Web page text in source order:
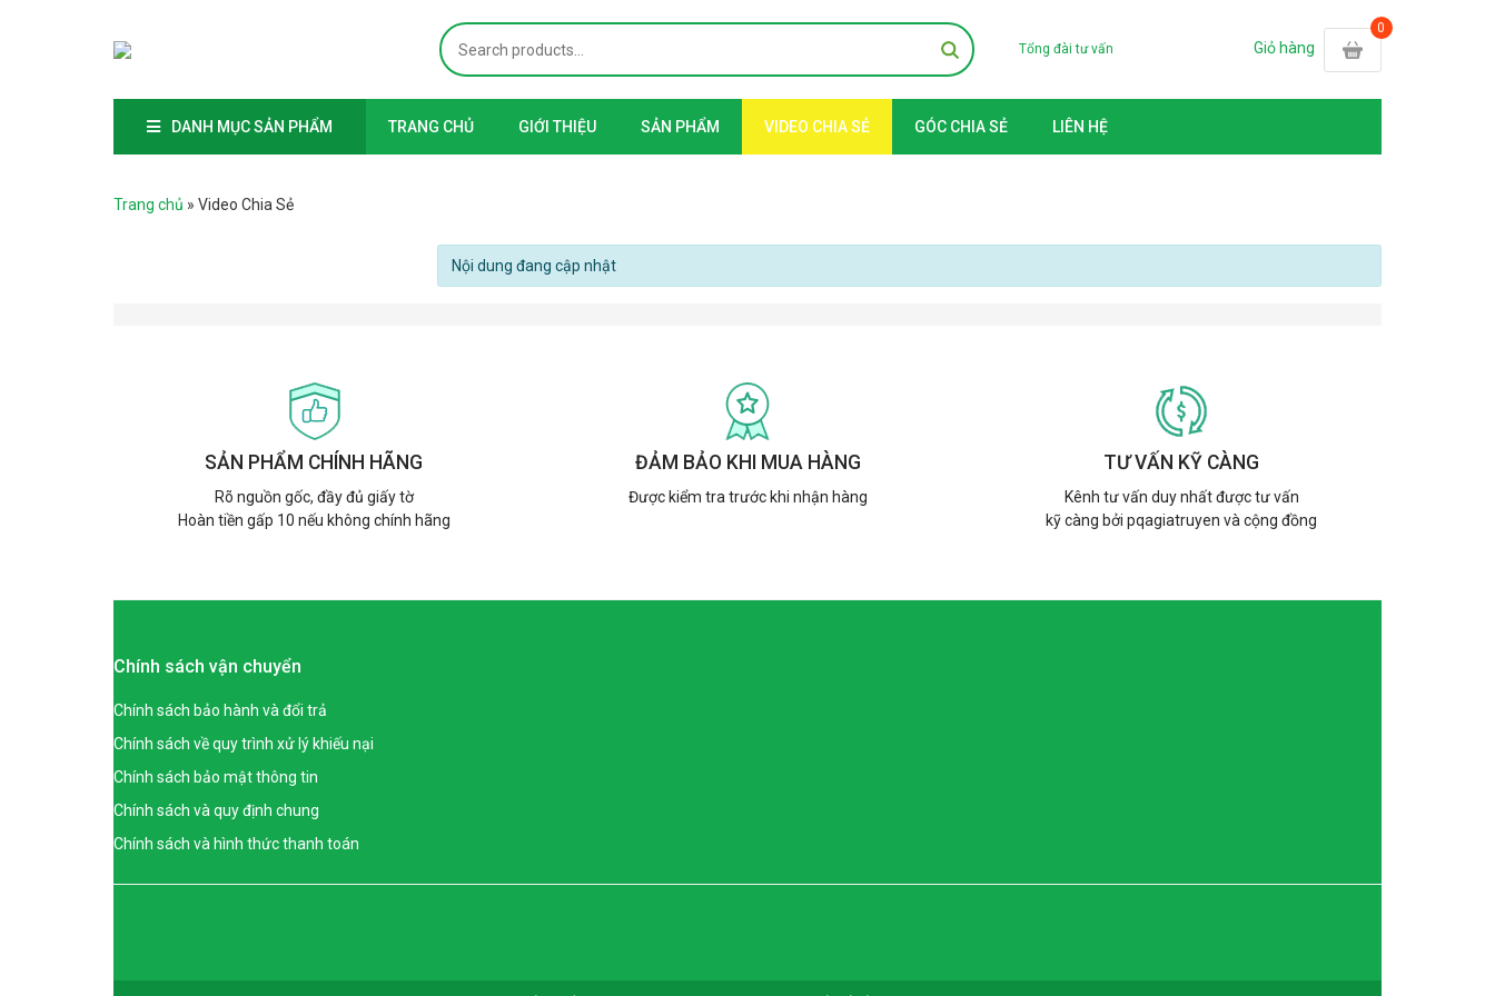
Tổng đài tư vấn Giỏ hàng
DANH MỤC SẢN PHẨM TRANG CHỦ GIỚI THIỆU SẢN PHẨM VIDEO CHIA SẺ GÓC CHIA SẺ LIÊN HỆ
Trang chủ » Video Chia Sẻ
Nội dung đang cập nhật
SẢN PHẨM CHÍNH HÃNG
Rõ nguồn gốc, đầy đủ giấy tờ
Hoàn tiền gấp 10 nếu không chính hãng
ĐẢM BẢO KHI MUA HÀNG
Được kiểm tra trước khi nhận hàng
TƯ VẤN KỸ CÀNG
Kênh tư vấn duy nhất được tư vấn
kỹ càng bởi pqagiatruyen và cộng đồng
Chính sách vận chuyển
Chính sách bảo hành và đổi trả
Chính sách về quy trình xử lý khiếu nại
Chính sách bảo mật thông tin
Chính sách và quy định chung
Chính sách và hình thức thanh toán